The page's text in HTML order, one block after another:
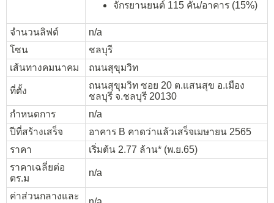
จักรยานยนต์ 115 คัน/อาคาร (15%)
จำนวนลิฟต์
n/a
โซน
ชลบุรี
เส้นทางคมนาคม
ถนนสุขุมวิท
ที่ตั้ง
ถนนสุขุมวิท ซอย 20 ต.แสนสุข อ.เมือง
ชลบุรี จ.ชลบุรี 20130
กำหนดการ
n/a
ปีที่สร้างเสร็จ
อาคาร B คาดว่าแล้วเสร็จเมษายน 2565
ราคา
เริ่มต้น 2.77 ล้าน* (พ.ย.65)
ราคาเฉลี่ยต่อ
ตร.ม
n/a
ค่าส่วนกลางและ